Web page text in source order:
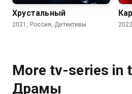
Хрустальный
2021, Россия, Детективы
More tv-series in
Драмы